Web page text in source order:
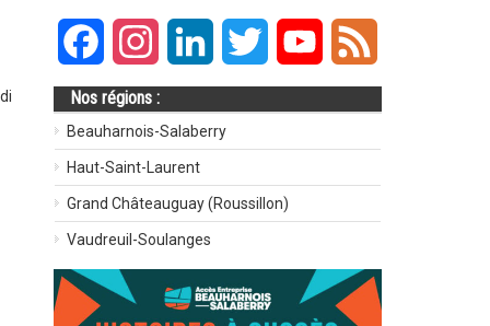
FacebookInstagramLinkedIn Twitter YouTube
Nos régions :
Beauharnois-Salaberry
Haut-Saint-Laurent
Grand Châteauguay (Roussillon)
Vaudreuil-Soulanges